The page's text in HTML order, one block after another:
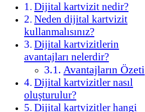
Dijital kartvizit nedir?
Neden dijital kartvizit
kullanmalısınız?
Dijital kartvizitlerin
avantajları nelerdir?
Avantajların Özeti
Dijital kartvizitler nasıl
oluşturulur?
Dijital kartvizitler hangi